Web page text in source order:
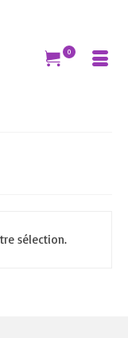
0
sélection.